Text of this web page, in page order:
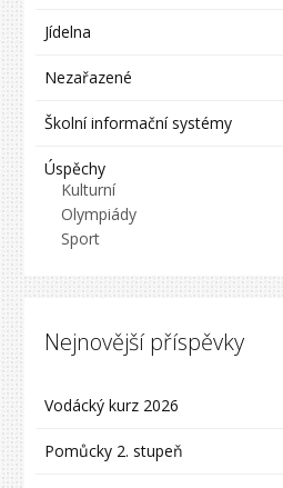
Jídelna
Nezařazené
Školní informační systémy
Úspěchy
Kulturní
Olympiády
Sport
Nejnovější příspěvky
Vodácký kurz 2026
Pomůcky 2. stupeň